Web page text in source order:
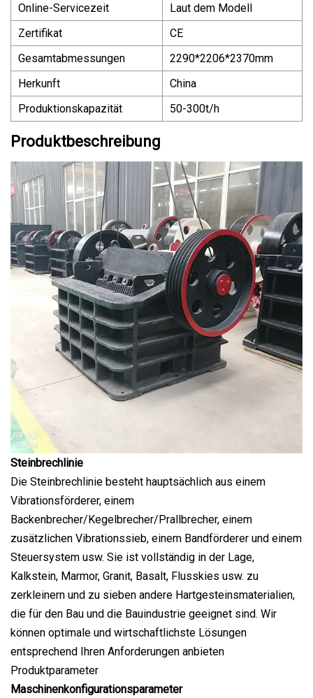
Online-Servicezeit
Laut dem Modell
Zertifikat
CE
Gesamtabmessungen
2290*2206*2370mm
Herkunft
China
Produktionskapazität
50-300t/h
Produktbeschreibung
Steinbrechlinie
Die Steinbrechlinie besteht hauptsächlich aus einem
Vibrationsförderer, einem
Backenbrecher/Kegelbrecher/Prallbrecher, einem
zusätzlichen Vibrationssieb, einem Bandförderer und einem
Steuersystem usw. Sie ist vollständig in der Lage,
Kalkstein, Marmor, Granit, Basalt, Flusskies usw. zu
zerkleinern und zu sieben andere Hartgesteinsmaterialien,
die für den Bau und die Bauindustrie geeignet sind. Wir
können optimale und wirtschaftlichste Lösungen
entsprechend Ihren Anforderungen anbieten
Produktparameter
Maschinenkonfigurationsparameter